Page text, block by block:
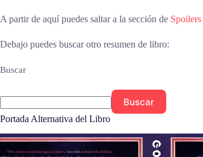
A partir de aquí puedes saltar a la sección de Spoilers
Debajo puedes buscar otro resumen de libro:
Buscar
Buscar
Portada Alternativa del Libro